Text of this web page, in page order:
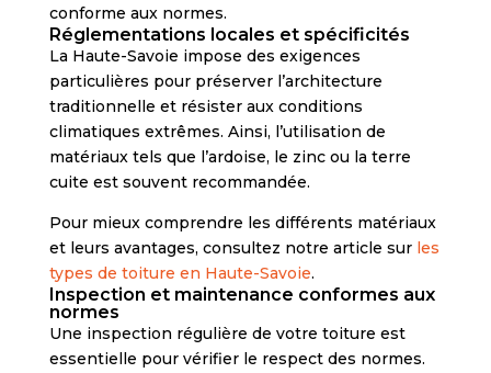
conforme aux normes.
Réglementations locales et spécificités
La Haute-Savoie impose des exigences
particulières pour préserver l’architecture
traditionnelle et résister aux conditions
climatiques extrêmes. Ainsi, l’utilisation de
matériaux tels que l’ardoise, le zinc ou la terre
cuite est souvent recommandée.
Pour mieux comprendre les différents matériaux
et leurs avantages, consultez notre article sur les
types de toiture en Haute-Savoie.
Inspection et maintenance conformes aux
normes
Une inspection régulière de votre toiture est
essentielle pour vérifier le respect des normes.